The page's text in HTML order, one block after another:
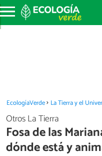
EcologíaVerde La Tierra y el
Otros La Tierra
Fosa de las
dónde está y